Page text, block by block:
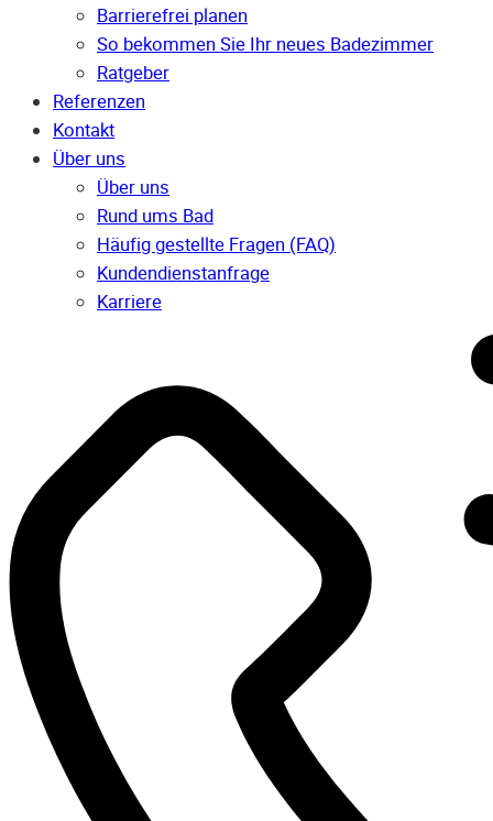
Barrierefrei planen
So bekommen Sie Ihr neues Badezimmer
Ratgeber
Referenzen
Kontakt
Über uns
Über uns
Rund ums Bad
Häufig gestellte Fragen (FAQ)
Kunden­dienst­anfrage
Karriere